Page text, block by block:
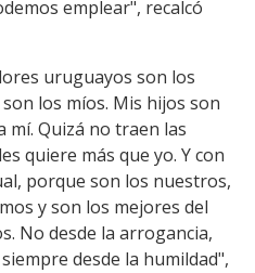
emplear", recalcó
uruguayos son los
los míos. Mis hijos son
mí. Quizá no traen las
quiere más que yo. Y con
porque son los nuestros,
y son los mejores del
No desde la arrogancia,
desde la humildad",